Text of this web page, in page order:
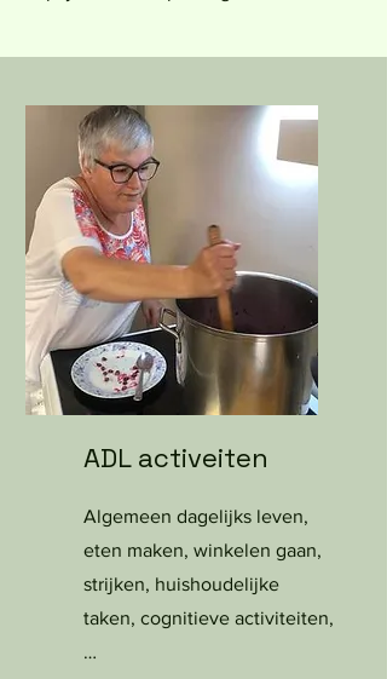
ADL activeiten
Algemeen dagelijks leven,
eten maken, winkelen gaan,
strijken, huishoudelijke
taken, cognitieve activiteiten,
…